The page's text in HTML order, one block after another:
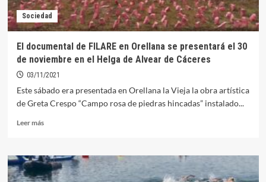
con
un
documental
en
Orellana
Sociedad
El documental de FILARE en Orellana se presentará el 30
de noviembre en el Helga de Alvear de Cáceres
03/11/2021
Este sábado era presentada en Orellana la Vieja la obra artística
de Greta Crespo “Campo rosa de piedras hincadas” instalado...
Leer másLeer
El
documental
de